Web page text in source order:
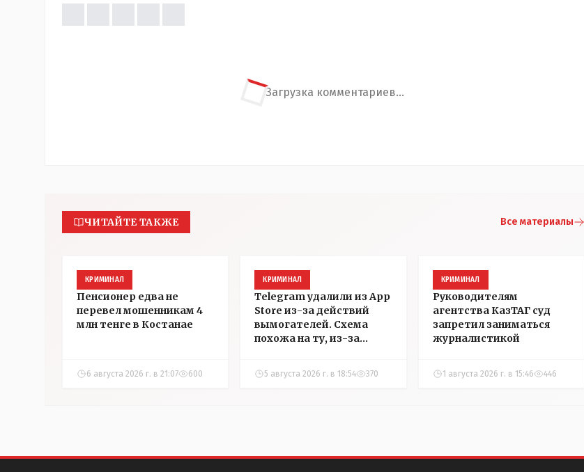
Загрузка комментариев...
ЧИТАЙТЕ ТАКЖЕ Все материалы
КРИМИНАЛ
Пенсионер едва не
перевел мошенникам 4
млн тенге в Костанае
6 августа 2026 г. в 21:07 600
КРИМИНАЛ
Telegram удалили из App
Store из-за действий
вымогателей. Схема
похожа на ту, из-за
Instagram
5 августа 2026 г. в 18:54 370
КРИМИНАЛ
Руководителям
агентства КазТАГ суд
запретил заниматься
журналистикой
1 августа 2026 г. в 15:46 446